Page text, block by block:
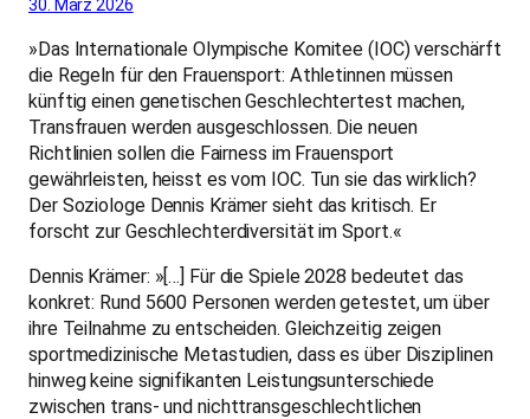
30. März 2026
»Das Internationale Olympische Komitee (IOC) verschärft
die Regeln für den Frauensport: Athletinnen müssen
künftig einen genetischen Geschlechtertest machen,
Transfrauen werden ausgeschlossen. Die neuen
Richtlinien sollen die Fairness im Frauensport
gewährleisten, heisst es vom IOC. Tun sie das wirklich?
Der Soziologe Dennis Krämer sieht das kritisch. Er
forscht zur Geschlechterdiversität im Sport.«
Dennis Krämer: »[…] Für die Spiele 2028 bedeutet das
konkret: Rund 5600 Personen werden getestet, um über
ihre Teilnahme zu entscheiden. Gleichzeitig zeigen
sportmedizinische Metastudien, dass es über Disziplinen
hinweg keine signifikanten Leistungsunterschiede
zwischen trans- und nicht­trans­geschlechtlichen